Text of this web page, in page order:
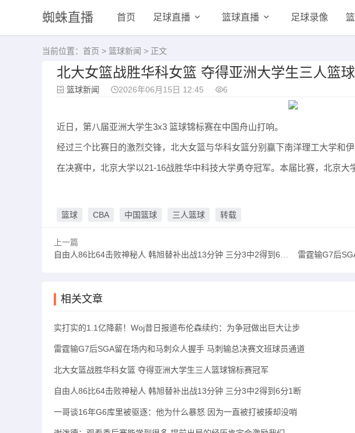
蜘蛛直播 首页 足球直播 篮球直播 足球录像
当前位置： 首页 > 篮球新闻 > 正文
北大女篮战胜华科女篮 夺得亚洲大学生三人篮
篮球新闻 2026年06月15日 12:45 6
近日，第八届亚洲大学生3x3 篮球锦标赛在中国舟山打响。
经过三个比赛日的激烈交锋，北大女篮与华科女篮分别赢下南洋理工大学和伊
在决赛中，北京大学以21-16战胜华中科技大学勇夺冠军。本届比赛，北京大
篮球 CBA 中国篮球 三人篮球 转载
上一篇
自由人86比64击败神秘人 韩旭替补出战13分钟 三分3中2得到6分1断
雷霆输G7后
相关文章
实打实的1.1亿降薪！Woj昔日报道布伦森续约：为争冠做出巨大让步
雷霆输G7后SGA留在场内和马刺众人握手 马刺输总决赛文班球员通道
北大女篮战胜华科女篮 夺得亚洲大学生三人篮球锦标赛冠军
自由人86比64击败神秘人 韩旭替补出战13分钟 三分3中2得到6分1断
一哥谈16年G6库里被驱逐：他为什么暴怒 因为一直被打被揍却没哨